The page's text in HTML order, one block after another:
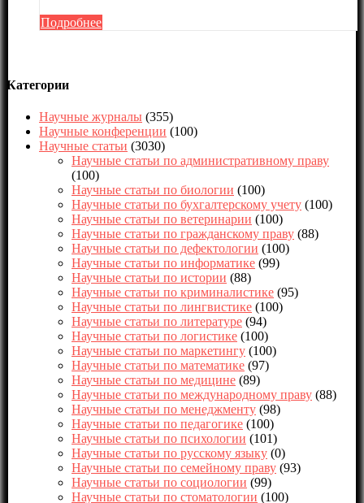
Подробнее
Категории
Научные журналы (355)
Научные конференции (100)
Научные статьи (3030)
Научные статьи по административному праву
(100)
Научные статьи по биологии (100)
Научные статьи по бухгалтерскому учету (100)
Научные статьи по ветеринарии (100)
Научные статьи по гражданскому праву (88)
Научные статьи по дефектологии (100)
Научные статьи по информатике (99)
Научные статьи по истории (88)
Научные статьи по криминалистике (95)
Научные статьи по лингвистике (100)
Научные статьи по литературе (94)
Научные статьи по логистике (100)
Научные статьи по маркетингу (100)
Научные статьи по математике (97)
Научные статьи по медицине (89)
Научные статьи по международному праву (88)
Научные статьи по менеджменту (98)
Научные статьи по педагогике (100)
Научные статьи по психологии (101)
Научные статьи по русскому языку (0)
Научные статьи по семейному праву (93)
Научные статьи по социологии (99)
Научные статьи по стоматологии (100)